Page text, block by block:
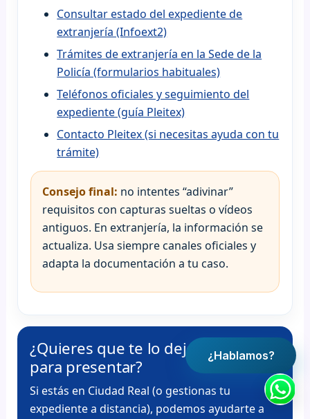
Consultar estado del expediente de
extranjería (Infoext2)
Trámites de extranjería en la Sede de la
Policía (formularios habituales)
Teléfonos oficiales y seguimiento del
expediente (guía Pleitex)
Contacto Pleitex (si necesitas ayuda con tu
trámite)
Consejo final: no intentes “adivinar”
requisitos con capturas sueltas o vídeos
antiguos. En extranjería, la información se
actualiza. Usa siempre canales oficiales y
adapta la documentación a tu caso.
¿Quieres que te lo dejemos listo
para presentar?
Si estás en Ciudad Real (o gestionas tu
expediente a distancia), podemos ayudarte a
¿Hablamos?